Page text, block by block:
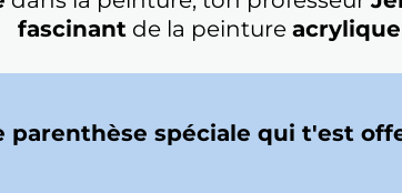
fascinantde la peinture acrylique
parenthèse spéciale qui t'est